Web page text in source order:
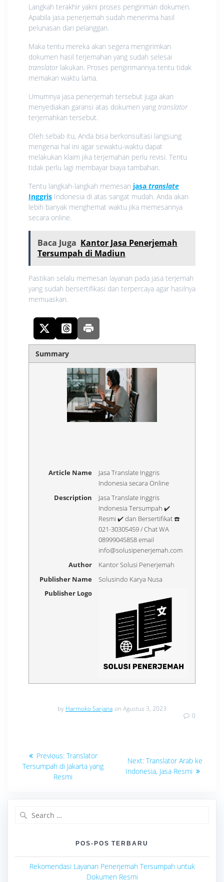
Langkah terakhir yakni proses pengiriman dokumen.
Apabila jasa penerjemah sudah menerima hasil
pelunasan dari pelanggan.
Maka tentu mereka akan segera mengirimkan
dokumen hasil terjemahan yang sudah selesai
translator lakukan. Proses pengirimannya tentu tidak
memakan waktu lama.
Umumnya jasa penerjemah tersebut juga akan
menyediakan garansi atas dokumen yang translator
terjemahkan tersebut.
Oleh sebab itu, Anda bisa berkonsultasi langsung
mengenai hal ini agar sewaktu-waktu dapat
melakukan klaim jika terjemahan perlu revisi. Tentu
tidak perlu lagi membayar biaya tambahan.
Tentu langkah-langkah memesan jasa translate
Inggris Indonesia di atas sangat mudah. Anda akan
lebih banyak menghemat waktu jika memesannya
secara online.
Baca Juga Kantor Jasa Penerjemah
Tersumpah di Madiun
Pastikan selalu memesan layanan pada jasa terjemah
yang sudah bersertifikasi dan terpercaya agar hasilnya
memuaskan.
Summary
Article Name
Jasa Translate Inggris
Indonesia secara Online
Description
Jasa Translate Inggris
Indonesia Tersumpah ✔️
Resmi ✔️ dan Bersertifikat ☎️
021-30305459 / Chat WA
08999045858 email
info@solusipenerjemah.com
Author
Kantor Solusi Penerjemah
Publisher Name
Solusindo Karya Nusa
Publisher Logo
by Harmoko Sarjana on Agustus 3, 2023
0
Navigasi
pos
Previous: Previous
post:
Translator
Tersumpah di Jakarta yang
Resmi
Next: Next
post:
Translator Arab ke
Indonesia, Jasa Resmi
POS-POS TERBARU
Rekomendasi Layanan Penerjemah Tersumpah untuk
Dokumen Resmi